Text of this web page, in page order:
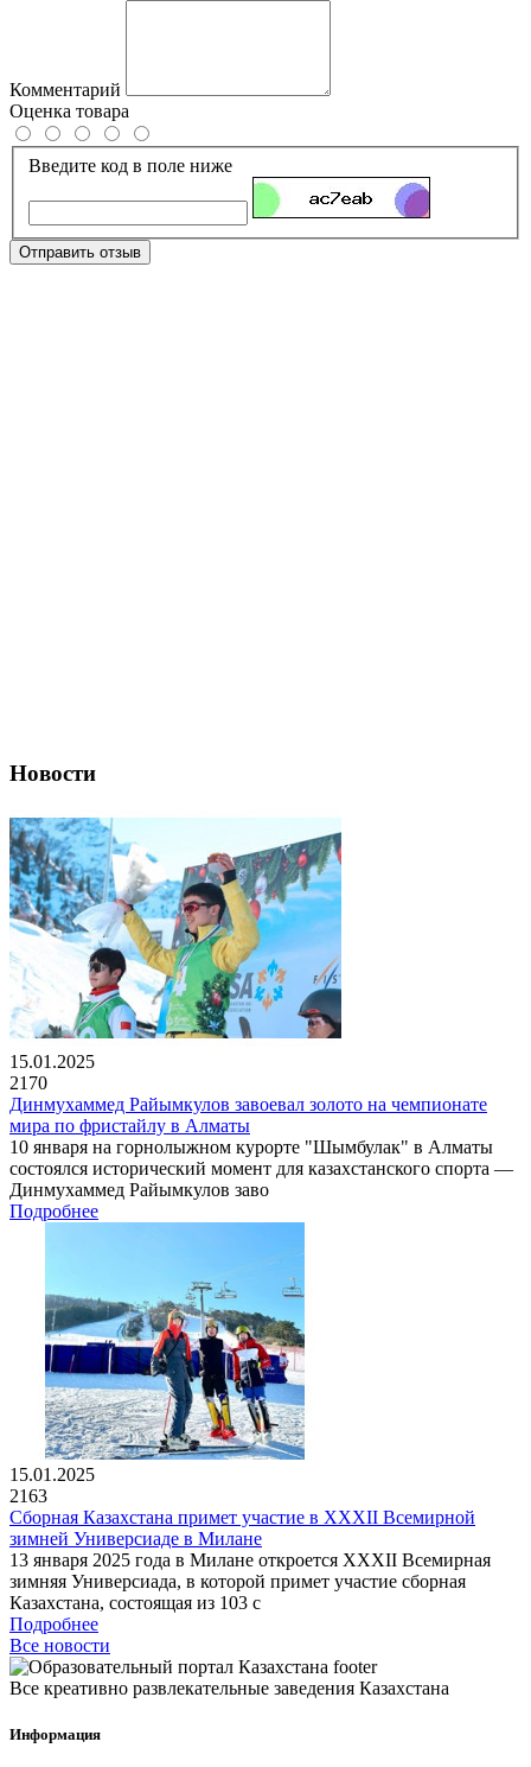
Комментарий
Оценка товара
Введите код в поле ниже
Отправить отзыв
Новости
15.01.2025
2170
Динмухаммед Райымкулов завоевал золото на чемпионате
мира по фристайлу в Алматы
10 января на горнолыжном курорте "Шымбулак" в Алматы
состоялся исторический момент для казахстанского спорта —
Динмухаммед Райымкулов заво
Подробнее
15.01.2025
2163
Сборная Казахстана примет участие в XXXII Всемирной
зимней Универсиаде в Милане
13 января 2025 года в Милане откроется XXXII Всемирная
зимняя Универсиада, в которой примет участие сборная
Казахстана, состоящая из 103 с
Подробнее
Все новости
Все креативно развлекательные заведения Казахстана
Информация